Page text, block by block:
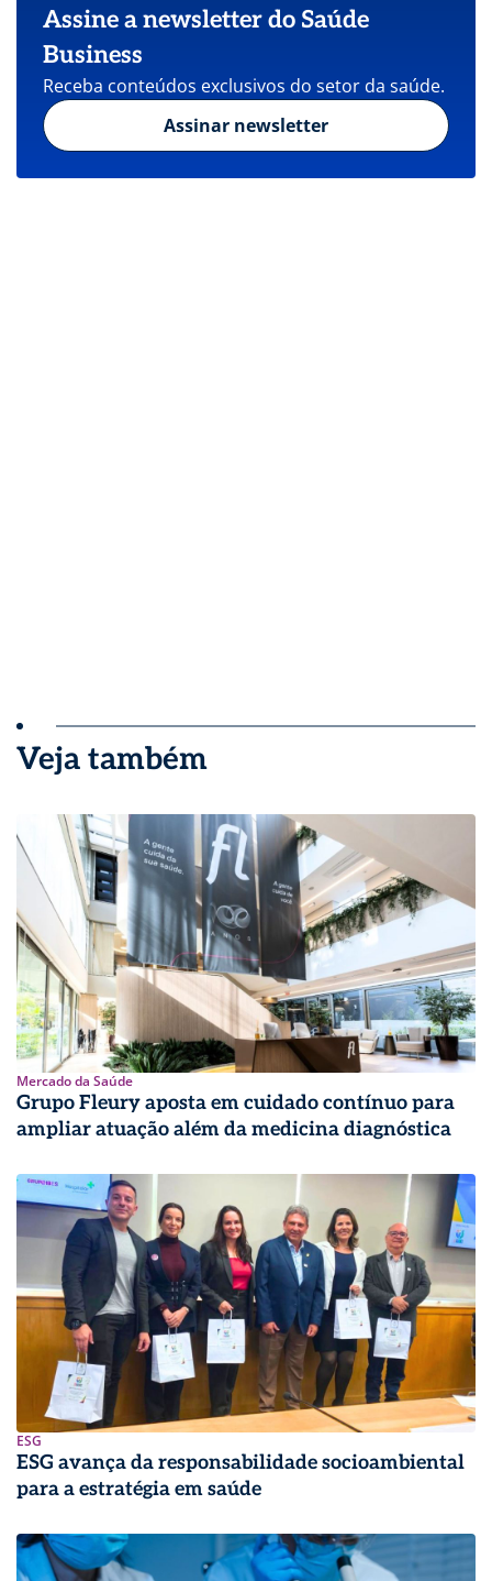
Assine a newsletter do Saúde
Business
Receba conteúdos exclusivos do setor da saúde.
Assinar newsletter
Veja também
Mercado da Saúde
Grupo Fleury aposta em cuidado contínuo para
ampliar atuação além da medicina diagnóstica
ESG
ESG avança da responsabilidade socioambiental
para a estratégia em saúde